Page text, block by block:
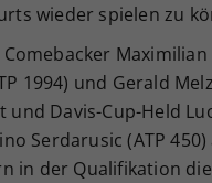
wieder spielen zu
1994) und Gerald
Davis-Cup-Held
Serdarusic (ATP
in der Qualifikation